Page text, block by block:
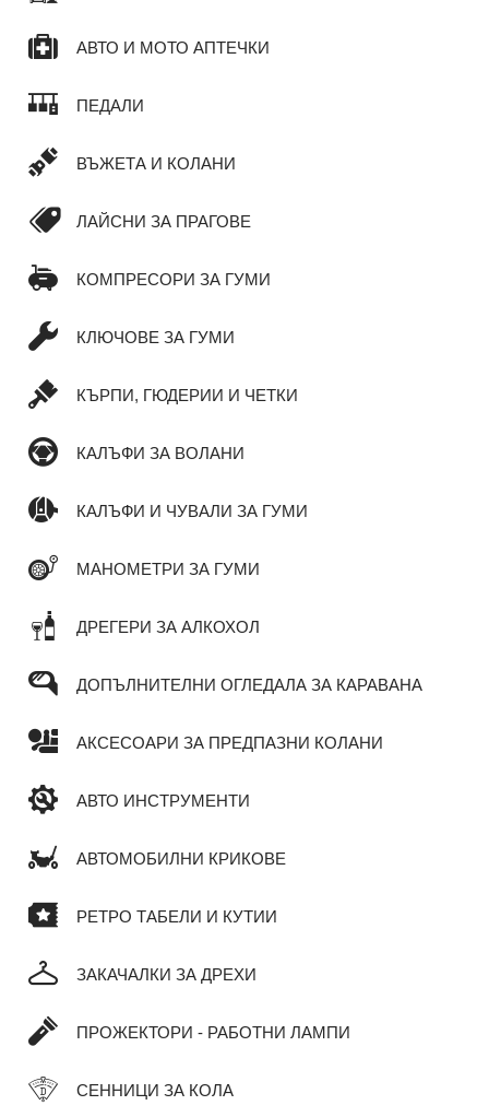
АВТО И МОТО АПТЕЧКИ
ПЕДАЛИ
ВЪЖЕТА И КОЛАНИ
ЛАЙСНИ ЗА ПРАГОВЕ
КОМПРЕСОРИ ЗА ГУМИ
КЛЮЧОВЕ ЗА ГУМИ
КЪРПИ, ГЮДЕРИИ И ЧЕТКИ
КАЛЪФИ ЗА ВОЛАНИ
КАЛЪФИ И ЧУВАЛИ ЗА ГУМИ
МАНОМЕТРИ ЗА ГУМИ
ДРЕГЕРИ ЗА АЛКОХОЛ
ДОПЪЛНИТЕЛНИ ОГЛЕДАЛА ЗА КАРАВАНА
АКСЕСОАРИ ЗА ПРЕДПАЗНИ КОЛАНИ
АВТО ИНСТРУМЕНТИ
АВТОМОБИЛНИ КРИКОВЕ
РЕТРО ТАБЕЛИ И КУТИИ
ЗАКАЧАЛКИ ЗА ДРЕХИ
ПРОЖЕКТОРИ - РАБОТНИ ЛАМПИ
СЕННИЦИ ЗА КОЛА